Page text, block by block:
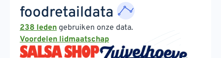
foodretaildata
238 leden gebruiken onze data.
Voordelen lidmaatschap